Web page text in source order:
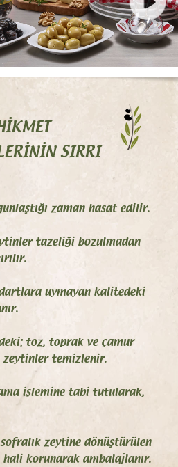
ANLAYIŞIMIZ
İLETIŞIM
SIRRI
zaman hasat edilir.
tazeliği bozulmadan
uymayan kalitedeki
toz, toprak ve çamur
zeytinler temizlenir.
işlemine tabi tutularak,
zeytine dönüştürülen
korunarak ambalajlanır.